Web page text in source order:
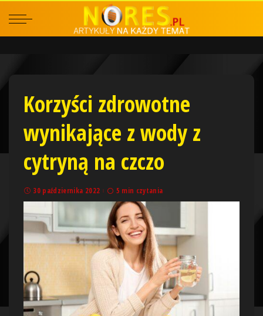
Korzyści zdrowotne
wynikające z wody z
cytryną na czczo
30 października 2022 5 min czytania